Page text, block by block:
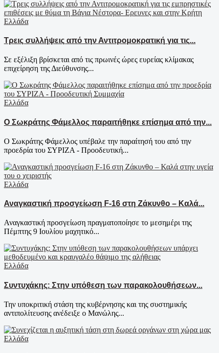
Ελλάδα
Τρεις συλλήψεις από την Αντιτρομοκρατική για τις...
Σε εξέλιξη βρίσκεται από τις πρωινές ώρες ευρείας κλίμακας
επιχείρηση της Διεύθυνσης...
Ελλάδα
Ο Σωκράτης Φάμελλος παραιτήθηκε επίσημα από την...
Ο Σωκράτης Φάμελλος υπέβαλε την παραίτησή του από την
προεδρία του ΣΥΡΙΖΑ - Προοδευτική...
Ελλάδα
Αναγκαστική προσγείωση F-16 στη Ζάκυνθο – Καλά...
Αναγκαστική προσγείωση πραγματοποίησε το μεσημέρι της
Πέμπτης 9 Ιουλίου μαχητικό...
Ελλάδα
Συντυχάκης: Στην υπόθεση των παρακολουθήσεων...
Την υποκριτική στάση της κυβέρνησης και της συστημικής
αντιπολίτευσης ανέδειξε ο Μανώλης...
Ελλάδα